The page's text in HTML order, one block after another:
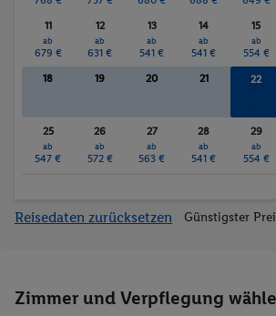
11
ab
679 €
12
ab
631 €
13
ab
541 €
14
ab
541 €
15
ab
554 €
18 19 20 21 22
25
ab
547 €
26
ab
572 €
27
ab
563 €
28
ab
541 €
29
ab
554 €
Reisedaten zurücksetzen Günstigster
Zimmer und Verpflegung